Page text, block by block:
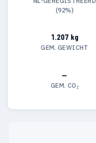
(92%)
1.207 kg
GEM. GEWICHT
—
GEM. CO₂